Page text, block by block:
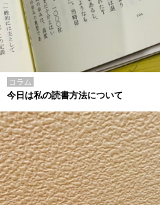
コラム
今日は私の読書方法について